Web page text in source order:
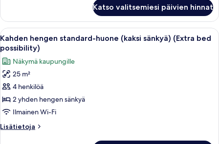
standard-
huone
(kaksi
sänkyä)
Katso valitsemiesi päivien hinnat
Avaa
kaikki
huonetyypin
Kahden
hengen
standard-
huone
(kaksi
sänkyä)
(Extra
Kahden hengen standard-huone
8
Kahden hengen standard-huone (kaksi sänkyä) (Extra bed
possibility)
Näkymä kaupungille
25 m²
4 henkilöä
2 yhden hengen sänkyä
Ilmainen Wi-Fi
Lisätietoja
Lisätietoja